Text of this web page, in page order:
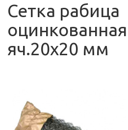
Сетка рабица
яч.20х20 мм